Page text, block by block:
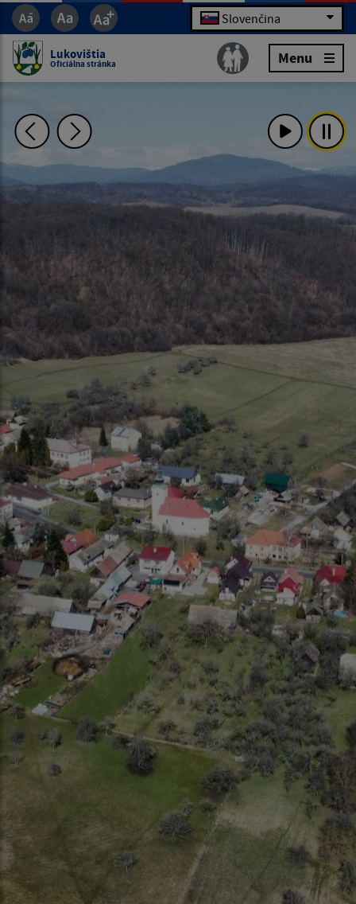
Slovenčina
Lukovištia
Oficiálna stránka Menu